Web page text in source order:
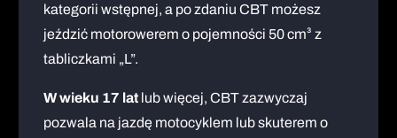
kategorii wstępnej, a po zdaniu CBT możesz
jeździć motorowerem o pojemności 50 cm³ z
tabliczkami „L”.
W wieku 17 latlub więcej, CBT zazwyczaj
pozwala na jazdę motocyklem lub skuterem o